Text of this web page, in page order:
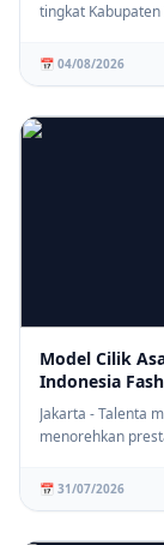
tingkat Kabupaten
📅 04/08/2026
Model Cilik
Indonesia
Jakarta - Talenta
menorehkan
📅 31/07/2026